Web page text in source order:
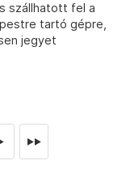
szállhatott fel a
tartó gépre,
jegyet
►►